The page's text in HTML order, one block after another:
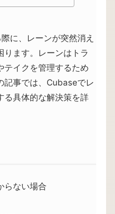
に、レーンが突然消え
ります。レーンはトラ
テイクを管理するため
記事では、Cubaseでレ
る具体的な解決策を詳
らない場合